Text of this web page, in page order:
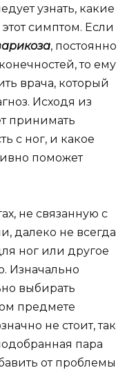
узнать, какие
симптом. Если
, постоянно
то ему
врача, который
Исходя из
принимать
с ног, и какое
поможет
не связанную с
далеко не всегда
ног или другое
Изначально
выбирать
предмете
не стоит, так
пара
от проблемы